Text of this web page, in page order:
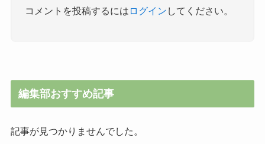
コメントを投稿するには ログイン してください。
編集部おすすめ記事
記事が見つかりませんでした。